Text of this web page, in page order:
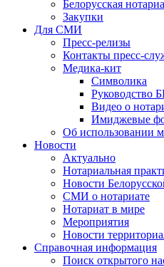
Белорусская
Закупки
Для СМИ
Пресс-релизы
Контакты пресс-
Медика-кит
Символика
Руководство
Видео о
Имиджевые
Об использовании
Новости
Актуально
Нотариальная
Новости
СМИ о нотариате
Нотариат в мире
Мероприятия
Новости
Справочная информация
Поиск открытого